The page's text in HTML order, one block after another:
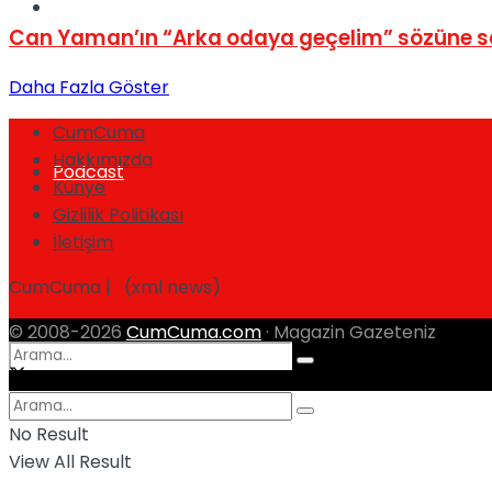
Podcast
Can Yaman’ın “Arka odaya geçelim” sözüne
Daha Fazla Göster
CumCuma
Hakkımızda
Künye
Gizlilik Politikası
İletişim
CumCuma | (xml news)
© 2008-2026 CumCuma.com · Magazin Gazeteniz
No Result
View All Result